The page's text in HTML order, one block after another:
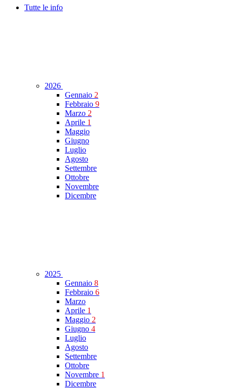
Tutte le info
2026
Gennaio 2
Febbraio 9
Marzo 2
Aprile 1
Maggio
Giugno
Luglio
Agosto
Settembre
Ottobre
Novembre
Dicembre
2025
Gennaio 8
Febbraio 6
Marzo
Aprile 1
Maggio 2
Giugno 4
Luglio
Agosto
Settembre
Ottobre
Novembre 1
Dicembre